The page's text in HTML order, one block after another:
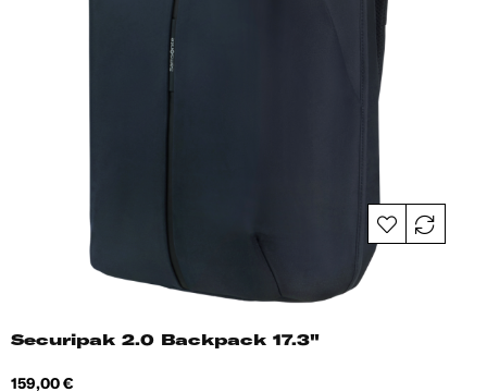
Securipak 2.0 Backpack 17.3"
Hind
159,00 €